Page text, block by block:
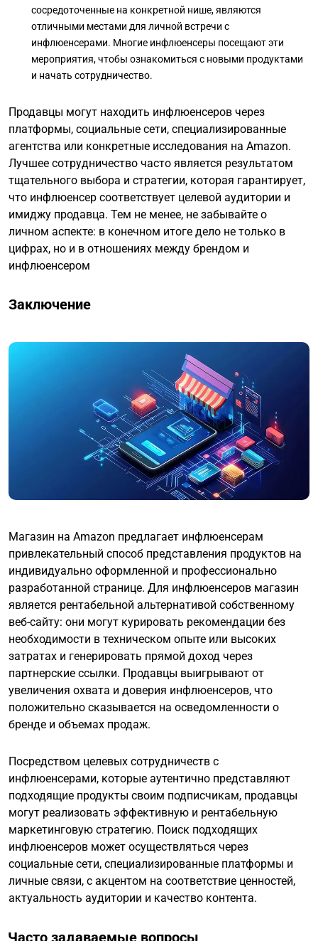
сосредоточенные на конкретной нише, являются
отличными местами для личной встречи с
инфлюенсерами. Многие инфлюенсеры посещают эти
мероприятия, чтобы ознакомиться с новыми продуктами
и начать сотрудничество.
Продавцы могут находить инфлюенсеров через
платформы, социальные сети, специализированные
агентства или конкретные исследования на Amazon.
Лучшее сотрудничество часто является результатом
тщательного выбора и стратегии, которая гарантирует,
что инфлюенсер соответствует целевой аудитории и
имиджу продавца. Тем не менее, не забывайте о
личном аспекте: в конечном итоге дело не только в
цифрах, но и в отношениях между брендом и
инфлюенсером
Заключение
Магазин на Amazon предлагает инфлюенсерам
привлекательный способ представления продуктов на
индивидуально оформленной и профессионально
разработанной странице. Для инфлюенсеров магазин
является рентабельной альтернативой собственному
веб-сайту: они могут курировать рекомендации без
необходимости в техническом опыте или высоких
затратах и генерировать прямой доход через
партнерские ссылки. Продавцы выигрывают от
увеличения охвата и доверия инфлюенсеров, что
положительно сказывается на осведомленности о
бренде и объемах продаж.
Посредством целевых сотрудничеств с
инфлюенсерами, которые аутентично представляют
подходящие продукты своим подписчикам, продавцы
могут реализовать эффективную и рентабельную
маркетинговую стратегию. Поиск подходящих
инфлюенсеров может осуществляться через
социальные сети, специализированные платформы и
личные связи, с акцентом на соответствие ценностей,
актуальность аудитории и качество контента.